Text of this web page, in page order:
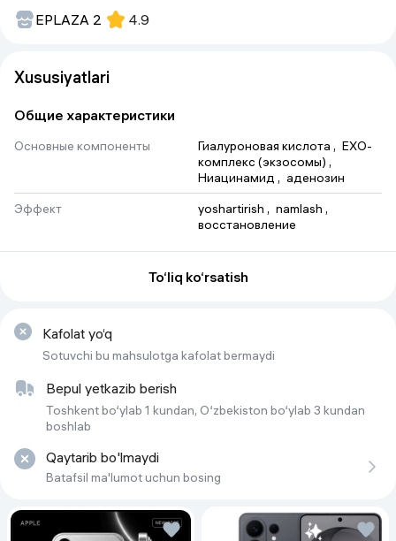
EPLAZA 2
4.9
Xususiyatlari
Общие характеристики
Основные компоненты Гиалуроновая кислота , EXO-
комплекс (экзосомы) ,
Ниацинамид , аденозин
Эффект
yoshartirish , namlash ,
восстановление
Объем
100 ml
Сыворотка для лица
Страна производства
Южная Корея
To‘liq ko‘rsatish
Kafolat yo‘q
Sotuvchi bu mahsulotga kafolat bermaydi
Bepul yetkazib berish
Toshkent bo‘ylab 1 kundan, O‘zbekiston bo‘ylab 3 kundan
boshlab
Qaytarib bo'lmaydi
Batafsil ma'lumot uchun bosing